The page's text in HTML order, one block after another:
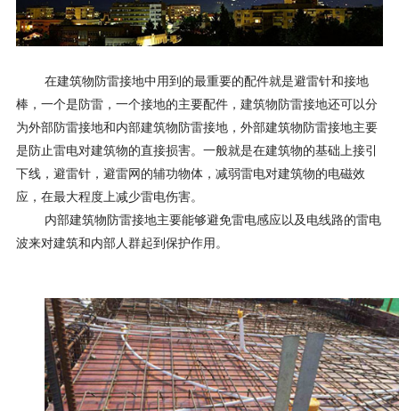
在建筑物防雷接地中用到的最重要的配件就是避雷针和接地
棒，一个是防雷，一个接地的主要配件，建筑物防雷接地还可以分
为外部防雷接地和内部建筑物防雷接地，外部建筑物防雷接地主要
是防止雷电对建筑物的直接损害。一般就是在建筑物的基础上接引
下线，避雷针，避雷网的辅功物体，减弱雷电对建筑物的电磁效
应，在最大程度上减少雷电伤害。
内部建筑物防雷接地主要能够避免雷电感应以及电线路的雷电
波来对建筑和内部人群起到保护作用。